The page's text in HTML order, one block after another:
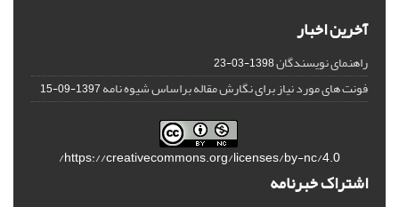
آخرین اخبار
راهنمای نویسندگان1398-03-23
فونت های مورد نیاز برای نگارش مقاله براساس شیوه نامه1397-09-15
https://creativecommons.org/licenses/by-nc/4.0/
اشتراک خبرنامه